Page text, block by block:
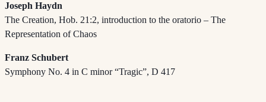
Joseph Haydn
The Creation, Hob. 21:2, introduction to the oratorio – The
Representation of Chaos
Franz Schubert
Symphony No. 4 in C minor “Tragic”, D 417